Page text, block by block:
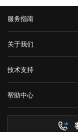
温湿度等。采用数字式
量，机房配备24小时专
设备维护、网络实时监
的专业技术支持。 欢迎预约现场考察机房，厦门地区企业我们提供专车
心，建立统一高效的网
制，提高漏洞可发现、
机会。 今后，全国党政机关、企事业单位只需登录党建先锋网站，
完成注册登记，配套的
络信息建设的实际情况
新闻办公室原局长，国
几位领导同志分别进行
快网络等公司不求回报，
席的媒体有新华网，人民
媒体报导(截取部分媒体，
http://
州网 http://
年度最具价值新锐奖 参展嘉宾代表进行演讲，深度剖析IDC的发展以及未
务水平，促进IDC的快
进程；通过开展各项活
慧集结型团体的打造，
+"向各行各业的加速渗
现，海量的数据正在改
罗万象的数据处理系统
服务指南
汇款信息
购买流程
服务条款
关于我们
公司介绍
举报中心
隐私声明
技术支持
网站备案
技术文档
帮助中心
服务器问题